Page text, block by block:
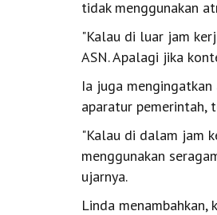
tidak menggunakan
"Kalau di luar jam
ASN. Apalagi jika
Ia juga
aparatur pemerintah,
"Kalau di dalam jam
menggunakan
ujarnya.
Linda